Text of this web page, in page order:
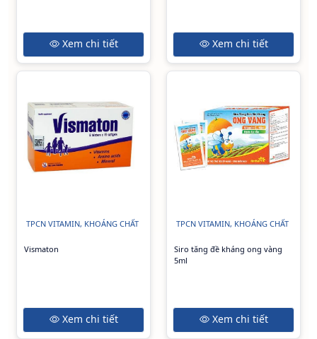
Xem chi tiết Xem chi tiết
TPCN VITAMIN, KHOÁNG CHẤT
Vismaton
Xem chi tiết
TPCN VITAMIN, KHOÁNG CHẤT
Siro tăng đề kháng ong vàng
5ml
Xem chi tiết